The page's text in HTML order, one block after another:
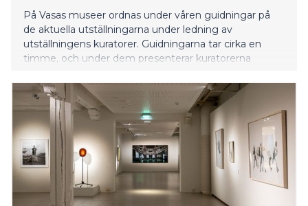
På Vasas museer ordnas under våren guidningar på
de aktuella utställningarna under ledning av
utställningens kuratorer. Guidningarna tar cirka en
timme, och under dem presenterar kuratorerna
bakgrund.